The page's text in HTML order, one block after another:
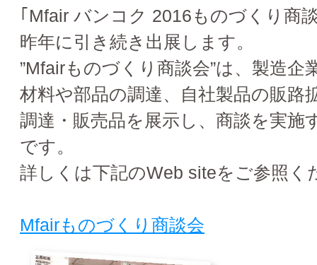
｢Mfair バンコク 2016ものづくり商
昨年に引き続き出展します。
”Mfairものづくり商談会”は、製造企
材料や部品の調達、自社製品の販路
調達・販売品を展示し、商談を実施
です。
詳しくは下記のWeb siteをご参照く
Mfairものづくり商談会